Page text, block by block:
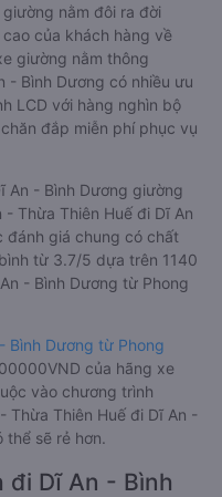
nằm đôi ra đời
của khách hàng về
giường nằm thông
- Bình Dương có nhiều ưu
LCD với hàng nghìn bộ
đắp miễn phí phục vụ
An - Bình Dương giường
Thừa Thiên Huế đi Dĩ An
đánh giá chung có chất
từ 3.7/5 dựa trên 1140
- Bình Dương từ Phong
Bình Dương từ Phong
của hãng xe
vào chương trình
Thừa Thiên Huế đi Dĩ An -
thể sẽ rẻ hơn.
đi Dĩ An - Bình